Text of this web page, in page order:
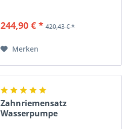
244,90 € * 420,43 € *
Merken
Zahnriemensatz
Wasserpumpe